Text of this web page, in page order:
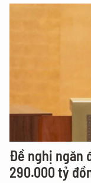
Đề nghị ngăn
290.000 tỷ